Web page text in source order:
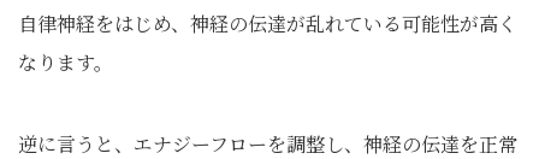
自律神経をはじめ、神経の伝達が乱れている可能性が高く
なります。
逆に言うと、エナジーフローを調整し、神経の伝達を正常